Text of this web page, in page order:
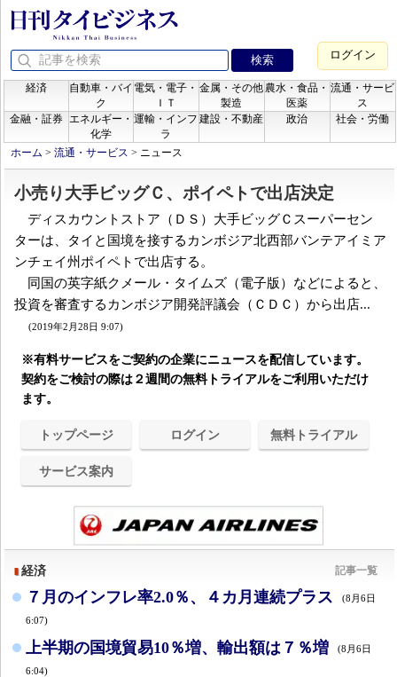
ログイン
経済
自動車・バイ
ク
電気・電子・
ＩＴ
金属・その他
製造
農水・食品・
医薬
流通・サービ
ス
金融・証券
エネルギー・
化学
運輸・インフ
ラ
建設・不動産 政治 社会・労働
ホーム > 流通・サービス > ニュース
小売り大手ビッグＣ、ポイペトで出店決定
ディスカウントストア（ＤＳ）大手ビッグＣスーパーセン
ターは、タイと国境を接するカンボジア北西部バンテアイミア
ンチェイ州ポイペトで出店する。
同国の英字紙クメール・タイムズ（電子版）などによると、
投資を審査するカンボジア開発評議会（ＣＤＣ）から出店...
(2019年2月28日 9:07)
※有料サービスをご契約の企業にニュースを配信しています。
契約をご検討の際は２週間の無料トライアルをご利用いただけ
ます。
トップページ ログイン 無料トライアル
サービス案内
経済 記事一覧
７月のインフレ率2.0％、４カ月連続プラス (8月6日
6:07)
上半期の国境貿易10％増、輸出額は７％増 (8月6日
6:04)